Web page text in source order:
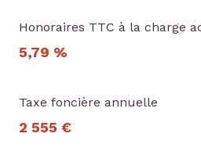
Honoraires TTC à la charge
5,79 %
Taxe foncière annuelle
2 555 €